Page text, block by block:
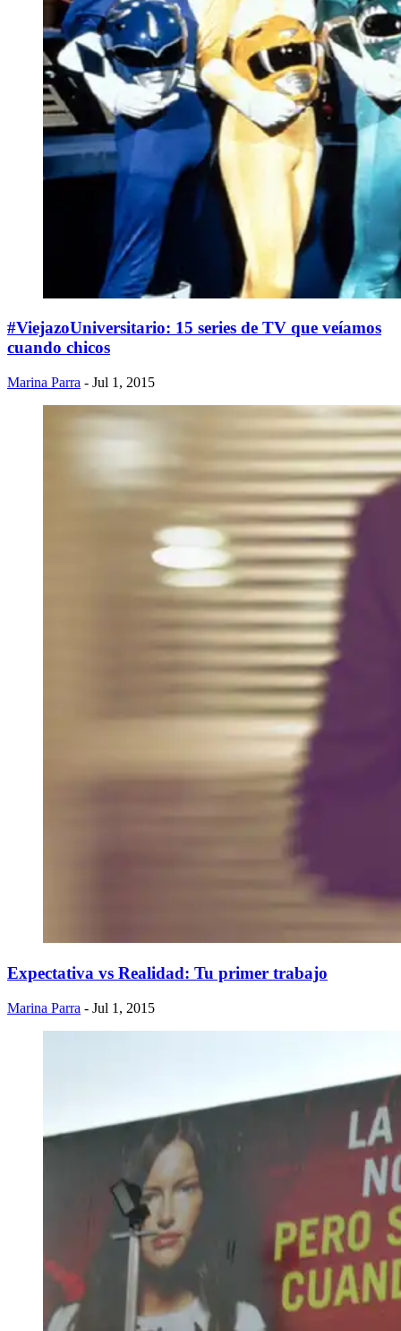
#ViejazoUniversitario: 15 series de TV que veíamos
cuando chicos
Marina Parra - Jul 1, 2015
Expectativa vs Realidad: Tu primer trabajo
Marina Parra - Jul 1, 2015